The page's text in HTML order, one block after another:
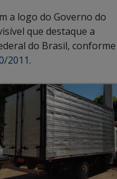
a logo do Governo do
que destaque a
do Brasil, conforme
2011.